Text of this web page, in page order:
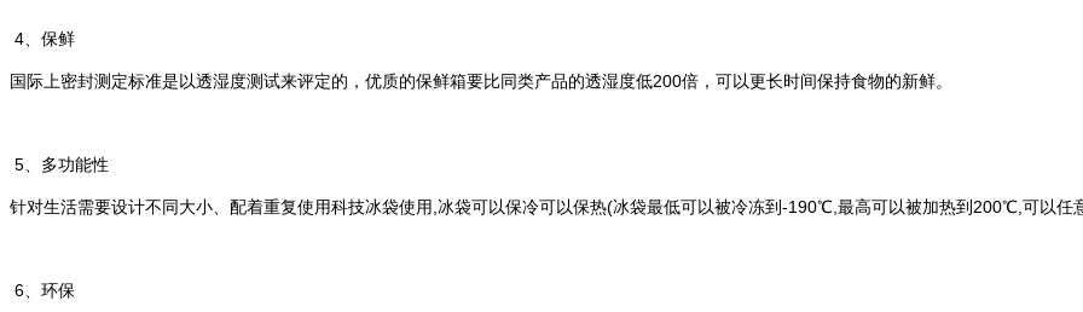
4、 保鲜
国际上密封测定标准是以透湿度测试来评定的，优质的保鲜箱要比同类产品的透湿度低200倍，可以更长时间保持食物的新鲜。
5、 多功能性
针对生活需要设计不同大小、配着重复使用科技冰袋使用,冰袋可以保冷可以保热(冰袋最低可以被冷冻到-190℃,最高可以被加热到200℃,可以任
6、 环保